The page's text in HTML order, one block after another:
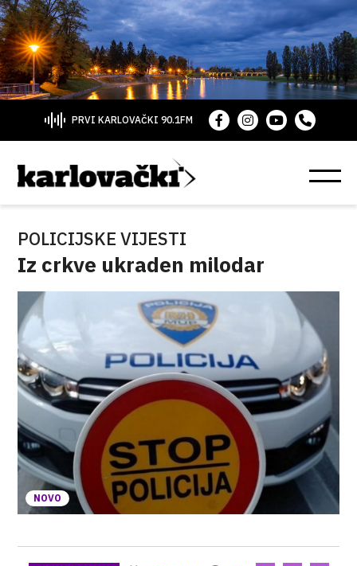
PRVI KARLOVAČKI 90.1FM
POLICIJSKE VIJESTI
Iz crkve ukraden milodar
NOVO